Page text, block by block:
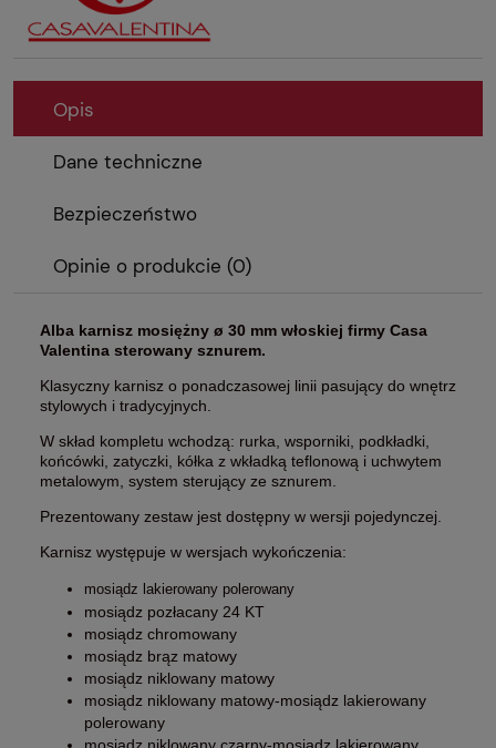
Opis
Dane techniczne
Bezpieczeństwo
Opinie o produkcie (0)
Alba karnisz mosiężny ø 30 mm włoskiej firmy Casa
Valentina sterowany sznurem.
Klasyczny karnisz o ponadczasowej linii pasujący do wnętrz
stylowych i tradycyjnych.
W skład kompletu wchodzą: rurka, wsporniki, podkładki,
końcówki, zatyczki, kółka z wkładką teflonową i uchwytem
metalowym, system sterujący ze sznurem.
Prezentowany zestaw jest dostępny w wersji pojedynczej.
Karnisz występuje w wersjach wykończenia:
mosiądz lakierowany polerowany
mosiądz pozłacany 24 KT
mosiądz chromowany
mosiądz brąz matowy
mosiądz niklowany matowy
mosiądz niklowany matowy-mosiądz lakierowany
polerowany